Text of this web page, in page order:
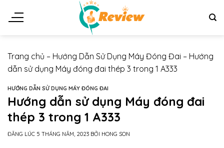
đến
Trang chủ – Hướng Dẫn Sử Dụng Máy Đóng Đai – Hướng
dẫn sử dụng Máy đóng đai thép 3 trong 1 A333
HƯỚNG DẪN SỬ DỤNG MÁY ĐÓNG ĐAI
Hướng dẫn sử dụng Máy đóng đai
thép 3 trong 1 A333
ĐĂNG LÚC 5 THÁNG NĂM, 2023 BỞI HONG SON